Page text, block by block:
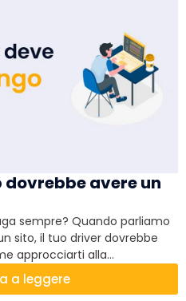
avere un
sempre? Quando parliamo
sito, il tuo driver dovrebbe
approcciarti alla
pagine ti servono per
a leggere